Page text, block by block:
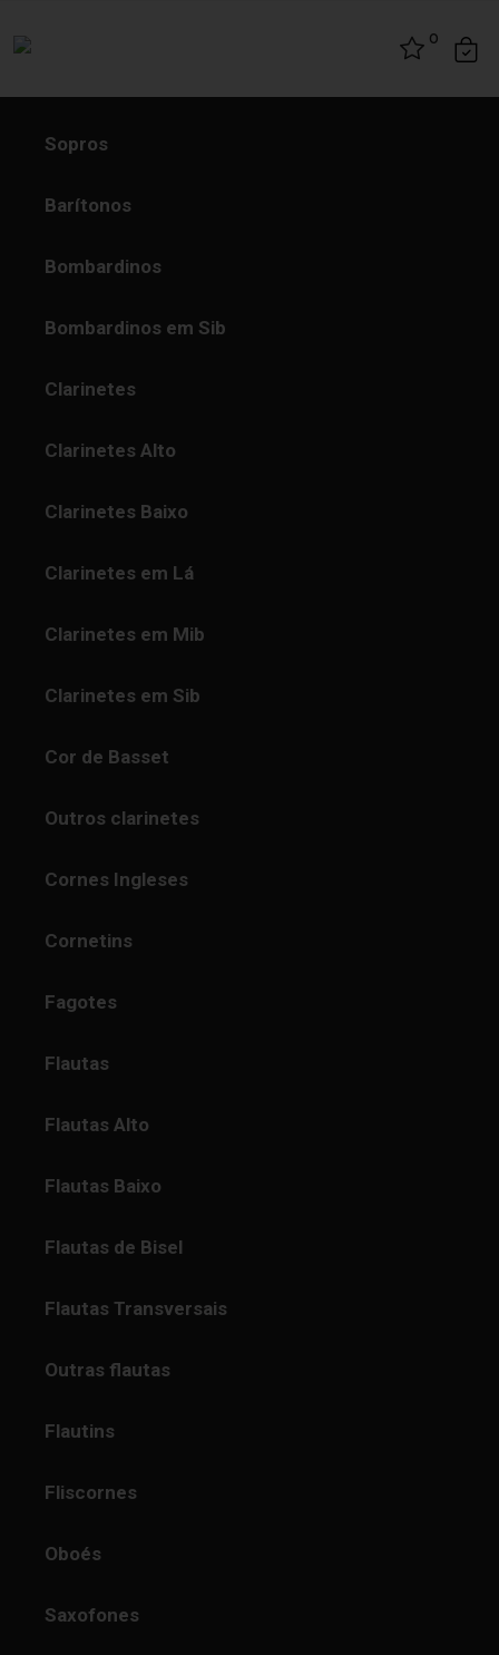
0
Sopros
Barítonos
Bombardinos
Bombardinos em Sib
Clarinetes
Clarinetes Alto
Clarinetes Baixo
Clarinetes em Lá
Clarinetes em Mib
Clarinetes em Sib
Cor de Basset
Outros clarinetes
Cornes Ingleses
Cornetins
Fagotes
Flautas
Flautas Alto
Flautas Baixo
Flautas de Bisel
Flautas Transversais
Outras flautas
Flautins
Fliscornes
Oboés
Saxofones